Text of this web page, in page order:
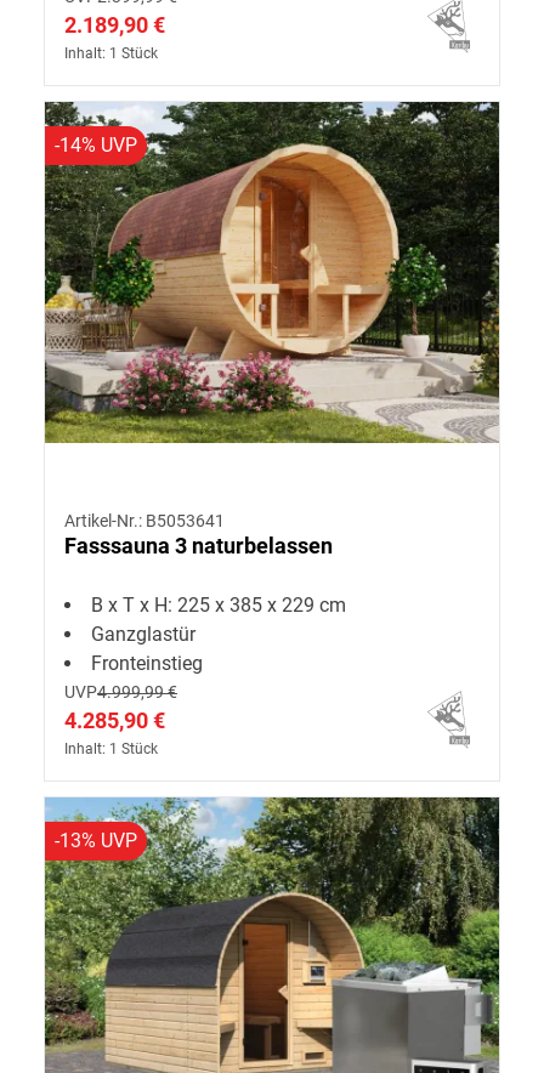
2.189,90 €
Inhalt: 1 Stück
-14% UVP
Artikel-Nr.: B5053641
Fasssauna 3 naturbelassen
B x T x H: 225 x 385 x 229 cm
Ganzglastür
Fronteinstieg
UVP4.999,99 €
4.285,90 €
Inhalt: 1 Stück
-13% UVP